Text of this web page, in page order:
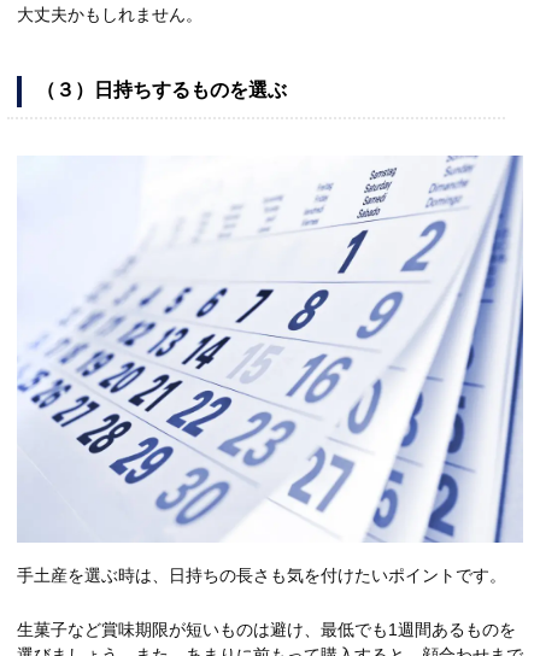
大丈夫かもしれません。
（３）日持ちするものを選ぶ
手土産を選ぶ時は、日持ちの長さも気を付けたいポイントです。
生菓子など賞味期限が短いものは避け、最低でも1週間あるものを